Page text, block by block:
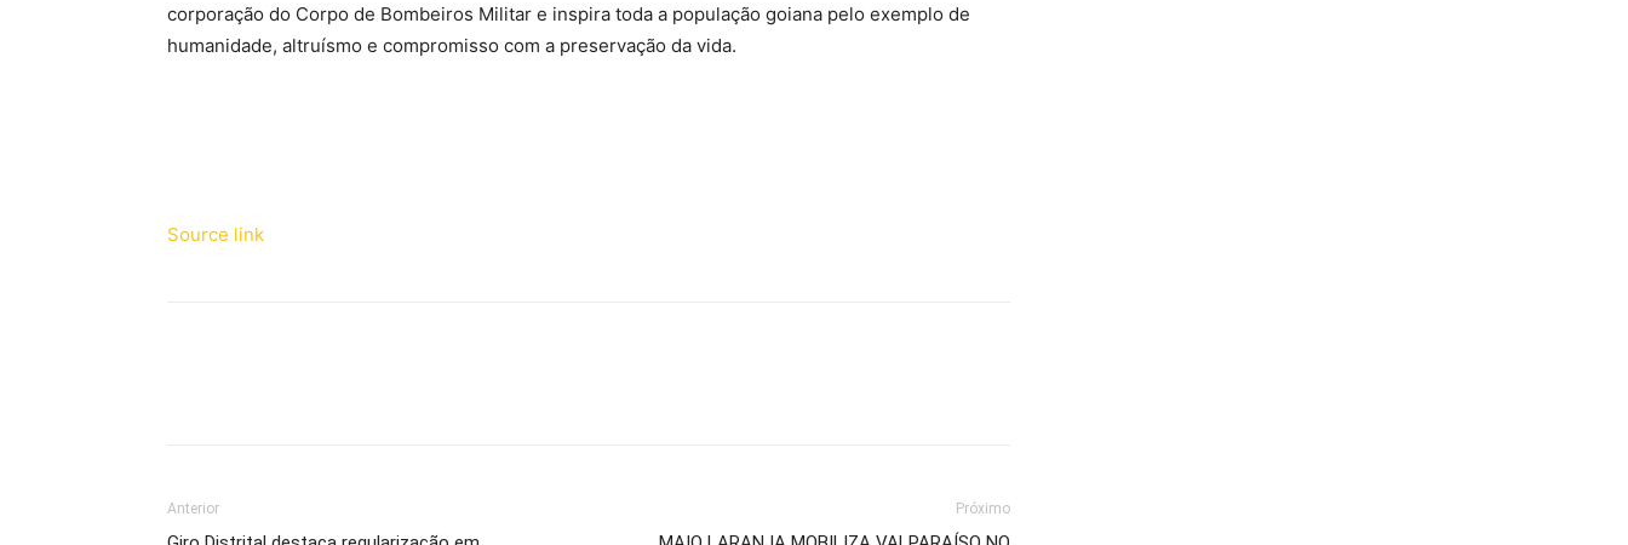
corporação do Corpo de Bombeiros Militar e inspira toda a população goiana pelo exemplo de
humanidade, altruísmo e compromisso com a preservação da vida.
Source link
Anterior Próximo